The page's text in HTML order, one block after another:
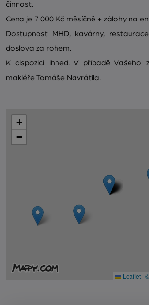
činnost.
Cena je 7 000 Kč měsíčně + zálohy na
Dostupnost MHD, kavárny,
doslova za rohem.
K dispozici ihned. V případě Vašeho
makléře Tomáše Navrátila.
+
−
Leaflet |